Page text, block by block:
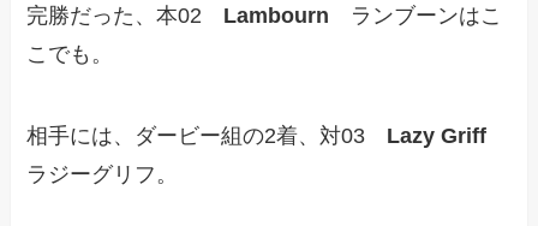
完勝だった、本02 Lambourn ランブーンはこ
こでも。
相手には、ダービー組の2着、対03 Lazy Griff
ラジーグリフ。